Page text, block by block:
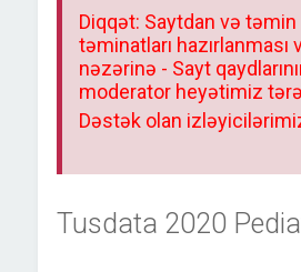
Diqqət: Saytdan və
təminatları
nəzərinə - Sayt
moderator heyətimiz
Dəstək olan
Tusdata 2020